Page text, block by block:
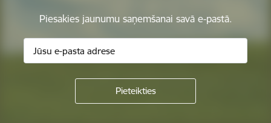
Piesakies jaunumu saņemšanai savā e-pastā.